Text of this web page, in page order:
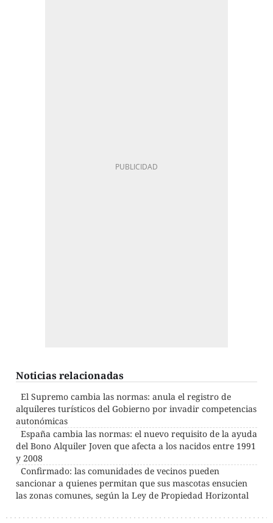
Noticias relacionadas
El Supremo cambia las normas: anula el registro de
alquileres turísticos del Gobierno por invadir competencias
autonómicas
España cambia las normas: el nuevo requisito de la ayuda
del Bono Alquiler Joven que afecta a los nacidos entre 1991
y 2008
Confirmado: las comunidades de vecinos pueden
sancionar a quienes permitan que sus mascotas ensucien
las zonas comunes, según la Ley de Propiedad Horizontal